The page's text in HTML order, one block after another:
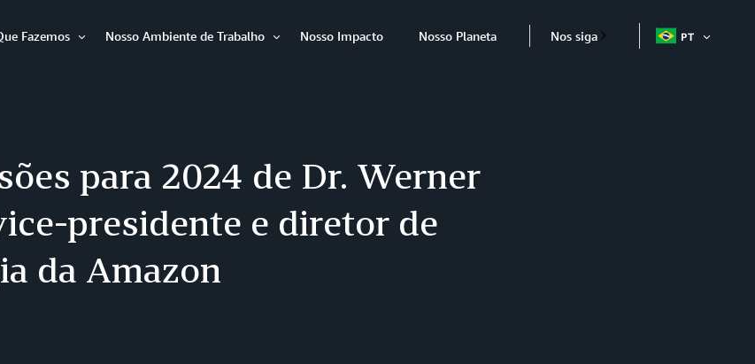
Fazemos
Nosso Ambiente de Trabalho
Nosso Impacto Nosso Planeta Nos siga PT
para 2024 de Dr. Werner
presidente e diretor de
da Amazon